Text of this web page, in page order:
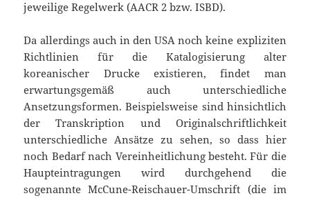
jeweilige Regelwerk (AACR 2 bzw. ISBD).
Da allerdings auch in den USA noch keine expliziten
Richtlinien für die Katalogisierung alter
koreanischer Drucke existieren, findet man
erwartungsgemäß auch unterschiedliche
Ansetzungsformen. Beispielsweise sind hinsichtlich
der Transkription und Originalschriftlichkeit
unterschiedliche Ansätze zu sehen, so dass hier
noch Bedarf nach Vereinheitlichung besteht. Für die
Haupteintragungen wird durchgehend die
sogenannte McCune-Reischauer-Umschrift (die im